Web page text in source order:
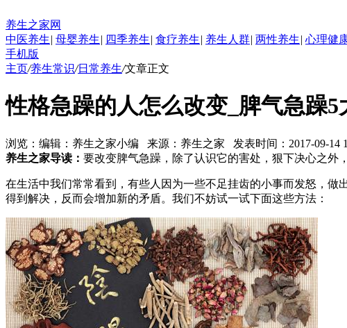
养生之家网
中医养生| 母婴养生| 四季养生| 食疗养生| 养生人群| 两性养生| 心理健
手机版
主页/养生常识/日常养生/文章正文
性格急躁的人怎么改变_脾气急躁5
浏览： 编辑： 养生之家小编 来源： 养生之家 发表时间：2017-09-14
养生之家导读： 要改变脾气急躁，除了认识它的害处，狠下决心之外
在生活中我们常常看到，有些人因为一些不足挂齿的小事而发怒，
得到解决，反而会增加新的矛盾。我们不妨试一试下面这些方法：